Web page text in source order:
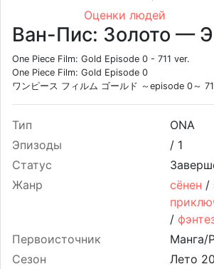
Оценки людей
Ван-Пис: Золото —
One Piece Film: Gold Episode 0 - 711 ver.
One Piece Film: Gold Episode 0
ワンピース フィルム ゴールド ～episode 0～
Тип
ONA
Эпизоды
/ 1
Статус
Жанр
сёнен /
/
Первоисточник
Манга/
Сезон
Лето